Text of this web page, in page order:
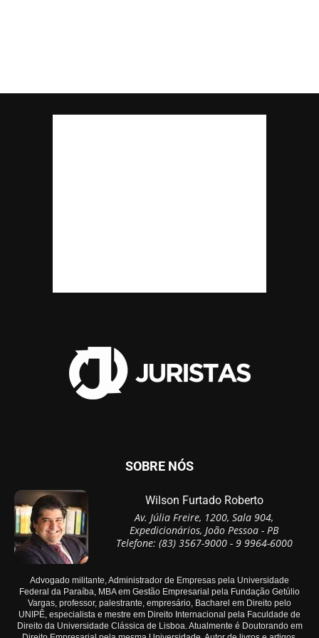
SOBRE NÓS
Wilson Furtado Roberto
Av. Júlia Freire, 1200, Sala 904,
Expedicionários, João Pessoa - PB
Telefone: (83) 3567-9000 - 9 9964-6000
Advogado militante, Administrador de Empresas pela Universidade
Federal da Paraíba, MBA em Gestão Empresarial pela Fundação Getúlio
Vargas, professor, palestrante, empresário, Bacharel em Direito pelo
UNIPÊ, especialista e mestre em Direito Internacional pela Faculdade de
Direito da Universidade Clássica de Lisboa. Atualmente é Doutorando em